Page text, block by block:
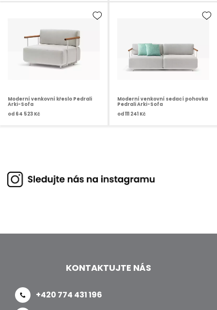
Moderní venkovní křeslo Pedrali
Arki-Sofa
od 64 523 Kč
Moderní venkovní sedací pohovka
Pedrali Arki-Sofa
od111 241 Kč
KONTAKTUJTE NÁS
+420 774 431 196